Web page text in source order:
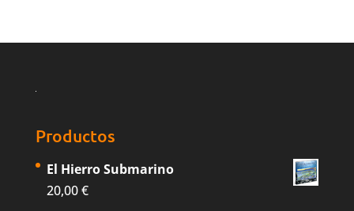
Productos
El Hierro Submarino
20,00€